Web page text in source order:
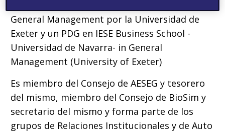
General Management por la Universidad de
Exeter y un PDG en IESE Business School -
Universidad de Navarra- in General
Management (University of Exeter)
Es miembro del Consejo de AESEG y tesorero
del mismo, miembro del Consejo de BioSim y
secretario del mismo y forma parte de los
grupos de Relaciones Institucionales y de Auto